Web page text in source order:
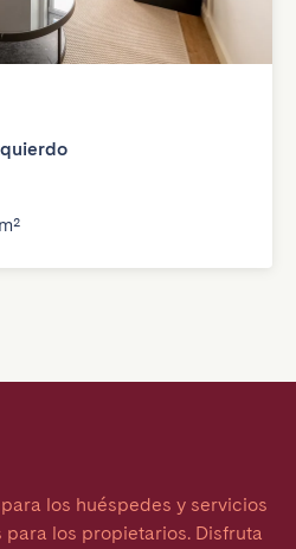
los huéspedes y servicios
los propietarios. Disfruta